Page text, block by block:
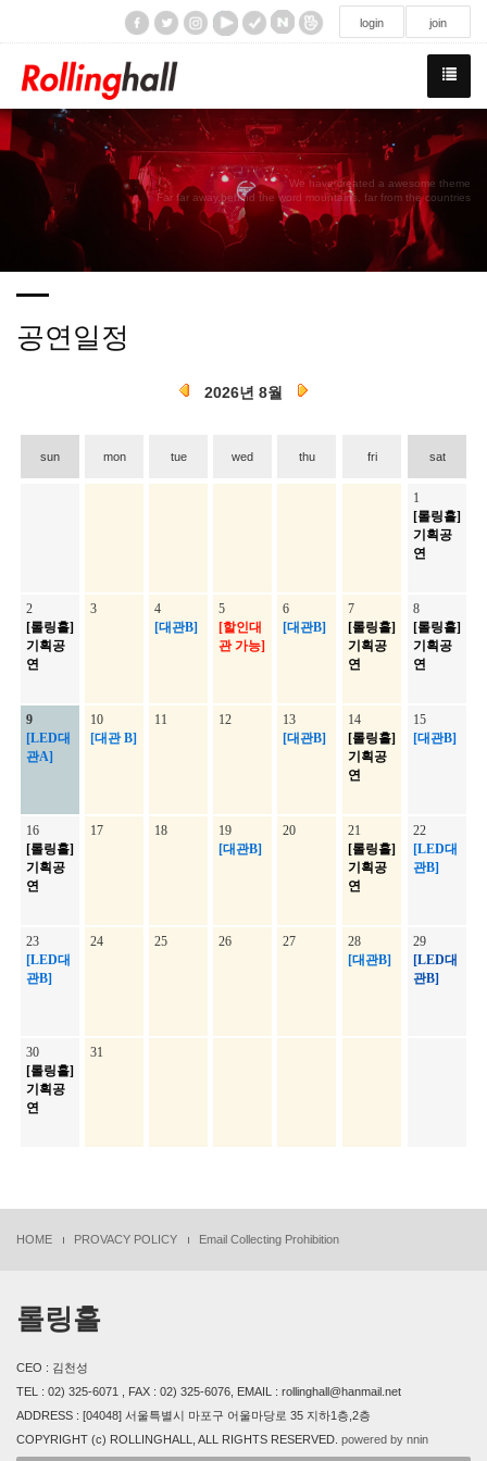
login join
We have created a awesome theme
Far far away,behind the word mountains, far from the countries
공연일정
2026년 8월
sun mon tue wed thu fri sat
1
[롤링홀]
기획공
연
2
[롤링홀]
기획공
연
3
4
[대관B]
5
[할인대
관 가능]
6
[대관B]
7
[롤링홀]
기획공
연
8
[롤링홀]
기획공
연
9
[LED대
관A]
10
[대관 B]
11 12
13
[대관B]
14
[롤링홀]
기획공
연
15
[대관B]
16
[롤링홀]
기획공
연
17 18
19
[대관B]
20
21
[롤링홀]
기획공
연
22
[LED대
관B]
23
[LED대
관B]
24 25 26 27
28
[대관B]
29
[LED대
관B]
30
[롤링홀]
기획공
연
31
HOME PROVACY POLICY Email Collecting Prohibition
롤링홀
CEO : 김천성
TEL : 02) 325-6071 , FAX : 02) 325-6076, EMAIL : rollinghall@hanmail.net
ADDRESS : [04048] 서울특별시 마포구 어울마당로 35 지하1층,2층
COPYRIGHT (c) ROLLINGHALL, ALL RIGHTS RESERVED. powered by nnin